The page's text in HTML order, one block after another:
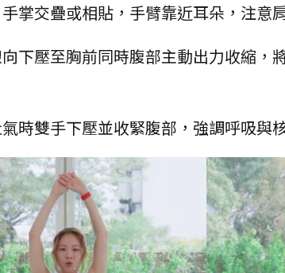
掌交疊或相貼，手臂靠近耳朵，注意
下壓至胸前同時腹部主動出力收縮，
時雙手下壓並收緊腹部，強調呼吸與